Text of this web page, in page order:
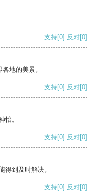
支持[0] 反对[0]
地的美景。
支持[0] 反对[0]
怡。
支持[0] 反对[0]
得到及时解决。
支持[0] 反对[0]